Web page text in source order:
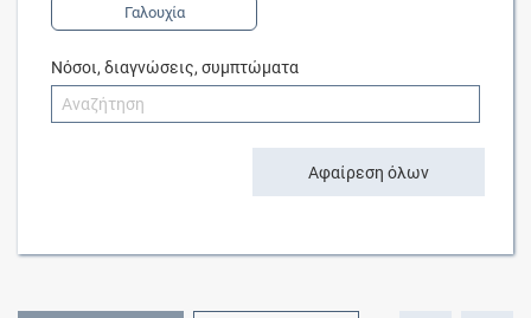
Γαλουχία
Νόσοι, διαγνώσεις, συμπτώματα
Αφαίρεση όλων